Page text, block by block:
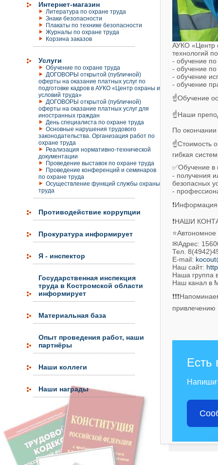
Интернет-магазин
Литература по охране труда
Знаки безопасности
Плакаты по технике безопасности
Журналы по охране труда
Корзина заказов
Услуги
Обучение по охране труда
ДОГОВОРЫ открытой (публичной)
оферты на оказание платных услуг по
подготовке кадров в АУКО «Центр охраны и
условий труда»
ДОГОВОРЫ открытой (публичной)
оферты на оказание платных услуг для
иностранных граждан
День специалиста по охране труда
Основные нарушения трудового
законодательства. Организация работ по
охране труда
Реализация нормативно-технической
документации
Проведение выставок по охране труда
Проведение конференций и семинаров
по охране труда
Осуществление функций службы охраны
труда
Противодействие коррупции
Прокуратура информирует
Я - инспектор
Государственная инспекция
труда в Костромской области
информирует
Материальная база
Опыт проведения работ, наши
партнёры
Наши коллеги
Наши награды
АУКО «Центр
технологий
- обучение
- обучение
- обучение
- обучение
☝Обучение
☝Наши
По окончании
☝Стоимость
гибкая
✅Обучение в
- получения
безопасных
-
❗НАШИ
✉Адрес:
Тел.
E-mail:
Наш сайт:
Наша группа
Наш канал в
привлечению
Есть